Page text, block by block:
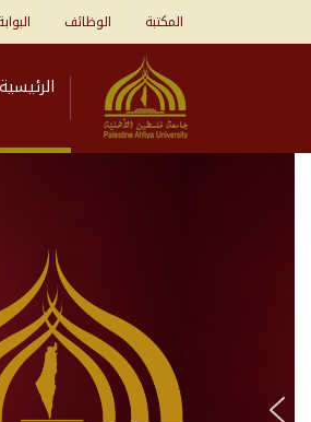
المكتبة الوظائف
الرئيسية